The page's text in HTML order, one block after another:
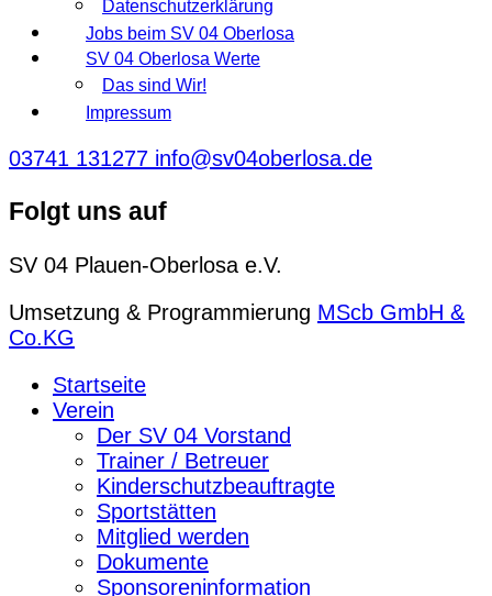
Datenschutzerklärung
Jobs beim SV 04 Oberlosa
SV 04 Oberlosa Werte
Das sind Wir!
Impressum
03741 131277 info@sv04oberlosa.de
Folgt uns auf
SV 04 Plauen-Oberlosa e.V.
Umsetzung & Programmierung MScb GmbH &
Co.KG
Startseite
Verein
Der SV 04 Vorstand
Trainer / Betreuer
Kinderschutzbeauftragte
Sportstätten
Mitglied werden
Dokumente
Sponsoreninformation